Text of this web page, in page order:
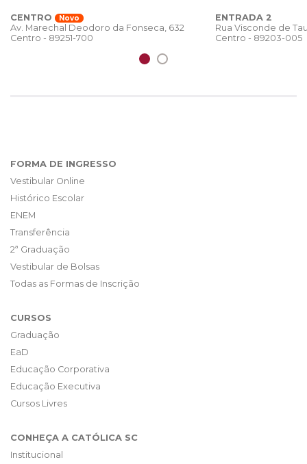
CENTRO
Novo
Av. Marechal Deodoro da Fonseca, 632
Centro - 89251-700
ENTRADA 2
Rua Visconde de
Centro - 89203-005
FORMA DE INGRESSO
Vestibular Online
Histórico Escolar
ENEM
Transferência
2ª Graduação
Vestibular de Bolsas
Todas as Formas de Inscrição
CURSOS
Graduação
EaD
Educação Corporativa
Educação Executiva
Cursos Livres
CONHEÇA A CATÓLICA SC
Institucional